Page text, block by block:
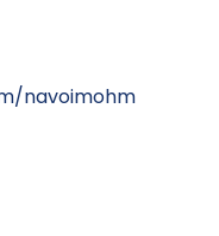
navoimohm